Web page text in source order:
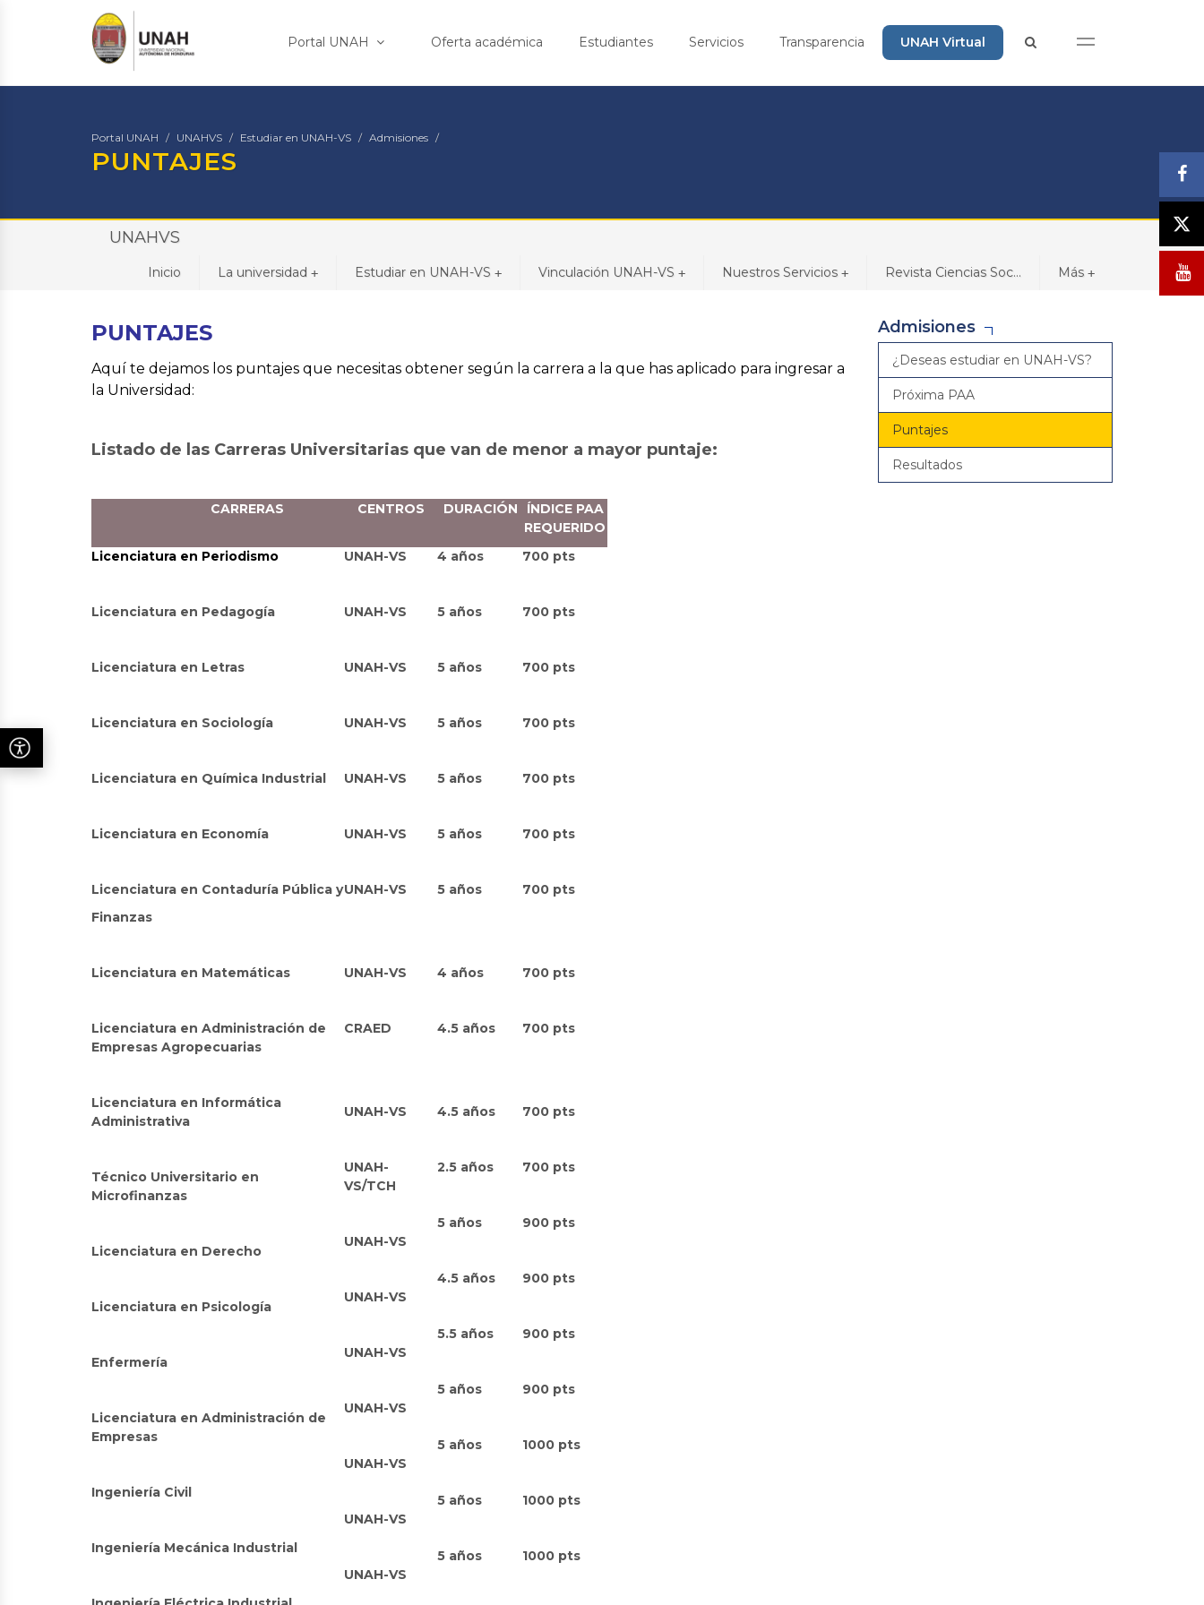
Portal UNAH Oferta académica Estudiantes Servicios Transparencia UNAH Virtual
Portal UNAH UNAHVS Estudiar en UNAH-VS Admisiones
PUNTAJES
UNAHVS
Inicio +
La universidad +
Estudiar en UNAH-VS +
Vinculación UNAH-VS +
Nuestros Servicios Revista Ciencias Soc... +
Más
PUNTAJES
Aquí te dejamos los puntajes que necesitas obtener según la carrera a la que has aplicado para ingresar a
la Universidad:
Listado de las Carreras Universitarias que van de menor a mayor puntaje:
CARRERAS CENTROS DURACIÓN
ÍNDICE PAA
REQUERIDO
Licenciatura en Periodismo
UNAH-VS 4 años 700 pts
Licenciatura en Pedagogía UNAH-VS 5 años 700 pts
Licenciatura en Letras UNAH-VS 5 años 700 pts
Licenciatura en Sociología UNAH-VS 5 años 700 pts
Licenciatura en Química Industrial UNAH-VS 5 años 700 pts
Licenciatura en Economía UNAH-VS 5 años 700 pts
Licenciatura en Contaduría Pública y
Finanzas
Licenciatura en Matemáticas
UNAH-VS
UNAH-VS
5 años
4 años
700 pts
700 pts
Licenciatura en Administración de
Empresas Agropecuarias
Licenciatura en Informática
Administrativa
Técnico Universitario en
Microfinanzas
Licenciatura en Derecho
Licenciatura en Psicología
Enfermería
Licenciatura en Administración de
Empresas
Ingeniería Civil
Ingeniería Mecánica Industrial
CRAED
UNAH-VS
UNAH-
VS/TCH
UNAH-VS
UNAH-VS
UNAH-VS
UNAH-VS
UNAH-VS
UNAH-VS
UNAH-VS
4.5 años
4.5 años
2.5 años
5 años
4.5 años
5.5 años
5 años
5 años
5 años
5 años
700 pts
700 pts
700 pts
900 pts
900 pts
900 pts
900 pts
1000 pts
1000 pts
1000 pts
Admisiones
¿Deseas estudiar en UNAH-VS?
Próxima PAA
Puntajes
Resultados